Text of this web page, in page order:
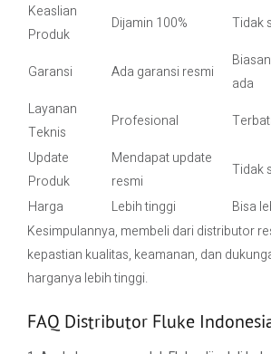
Keaslian
Produk
Dijamin 100% Tidak
Garansi Ada garansi resmi
ada
Layanan
Teknis
Profesional
Update
Produk
Mendapat update
resmi
Tidak
Harga
Lebih tinggi
Bisa
Kesimpulannya, membeli dari distributor
kepastian kualitas, keamanan, dan
harganya lebih tinggi.
FAQ Distributor Fluke